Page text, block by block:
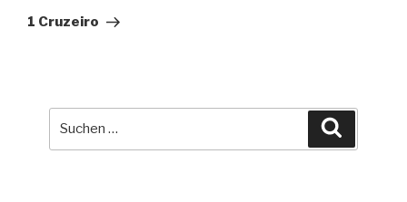
Beitrag
1 Cruzeiro